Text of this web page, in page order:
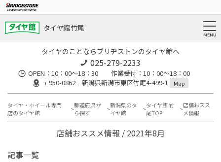
タイヤ館 竹尾
タイヤのことならブリヂストンのタイヤ館へ
025-279-2233
OPEN：10：00～18：30 作業受付：10：00～18：00
〒950-0862 新潟県新潟市東区竹尾4-499-1
Map
タイヤ・ホイール専門
店のタイヤ館
都道府県か
ら探す
新潟県のタ
イヤ館
タイヤ館 竹
尾TOP
店舗おスス
メ情報
店舗おススメ情報 / 2021年8月
記事一覧